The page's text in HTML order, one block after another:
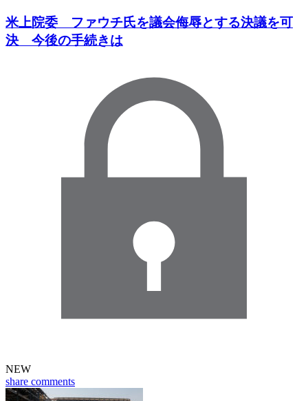
米上院委 ファウチ氏を議会侮辱とする決議を可
決 今後の手続きは
NEW
share comments